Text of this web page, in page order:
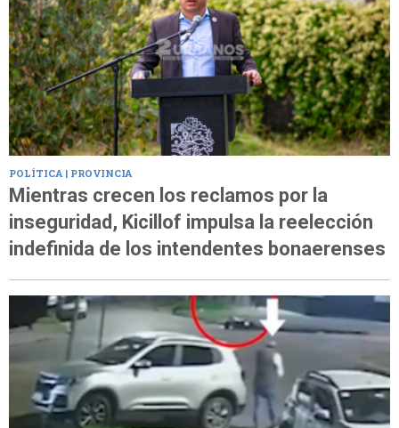
POLÍTICA | PROVINCIA
Mientras crecen los reclamos por la
inseguridad, Kicillof impulsa la reelección
indefinida de los intendentes bonaerenses